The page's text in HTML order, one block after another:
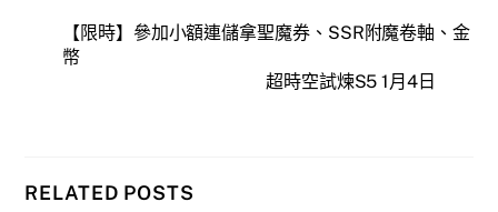
【限時】參加小額連儲拿聖魔券、SSR附魔卷軸、金
幣
超時空試煉S5 1月4日
RELATED POSTS